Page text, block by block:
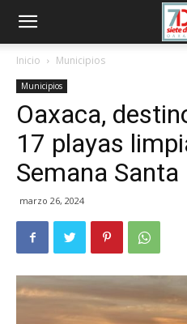
Inicio Municipios
Municipios
Oaxaca,
17 playas
Semana Santa
marzo 26, 2024